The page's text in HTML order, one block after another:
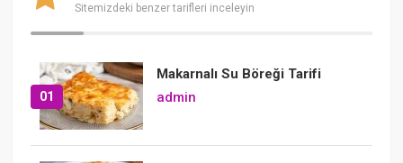
Sitemizdeki benzer tarifleri inceleyin
01
Makarnalı Su Böreği Tarifi
admin